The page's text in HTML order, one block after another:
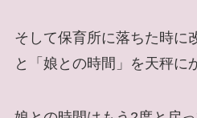
そして保育所に落ちた時に
と「娘との時間」を天秤に